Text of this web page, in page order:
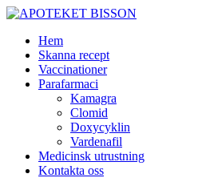
Hem
Skanna recept
Vaccinationer
Parafarmaci
Kamagra
Clomid
Doxycyklin
Vardenafil
Medicinsk utrustning
Kontakta oss